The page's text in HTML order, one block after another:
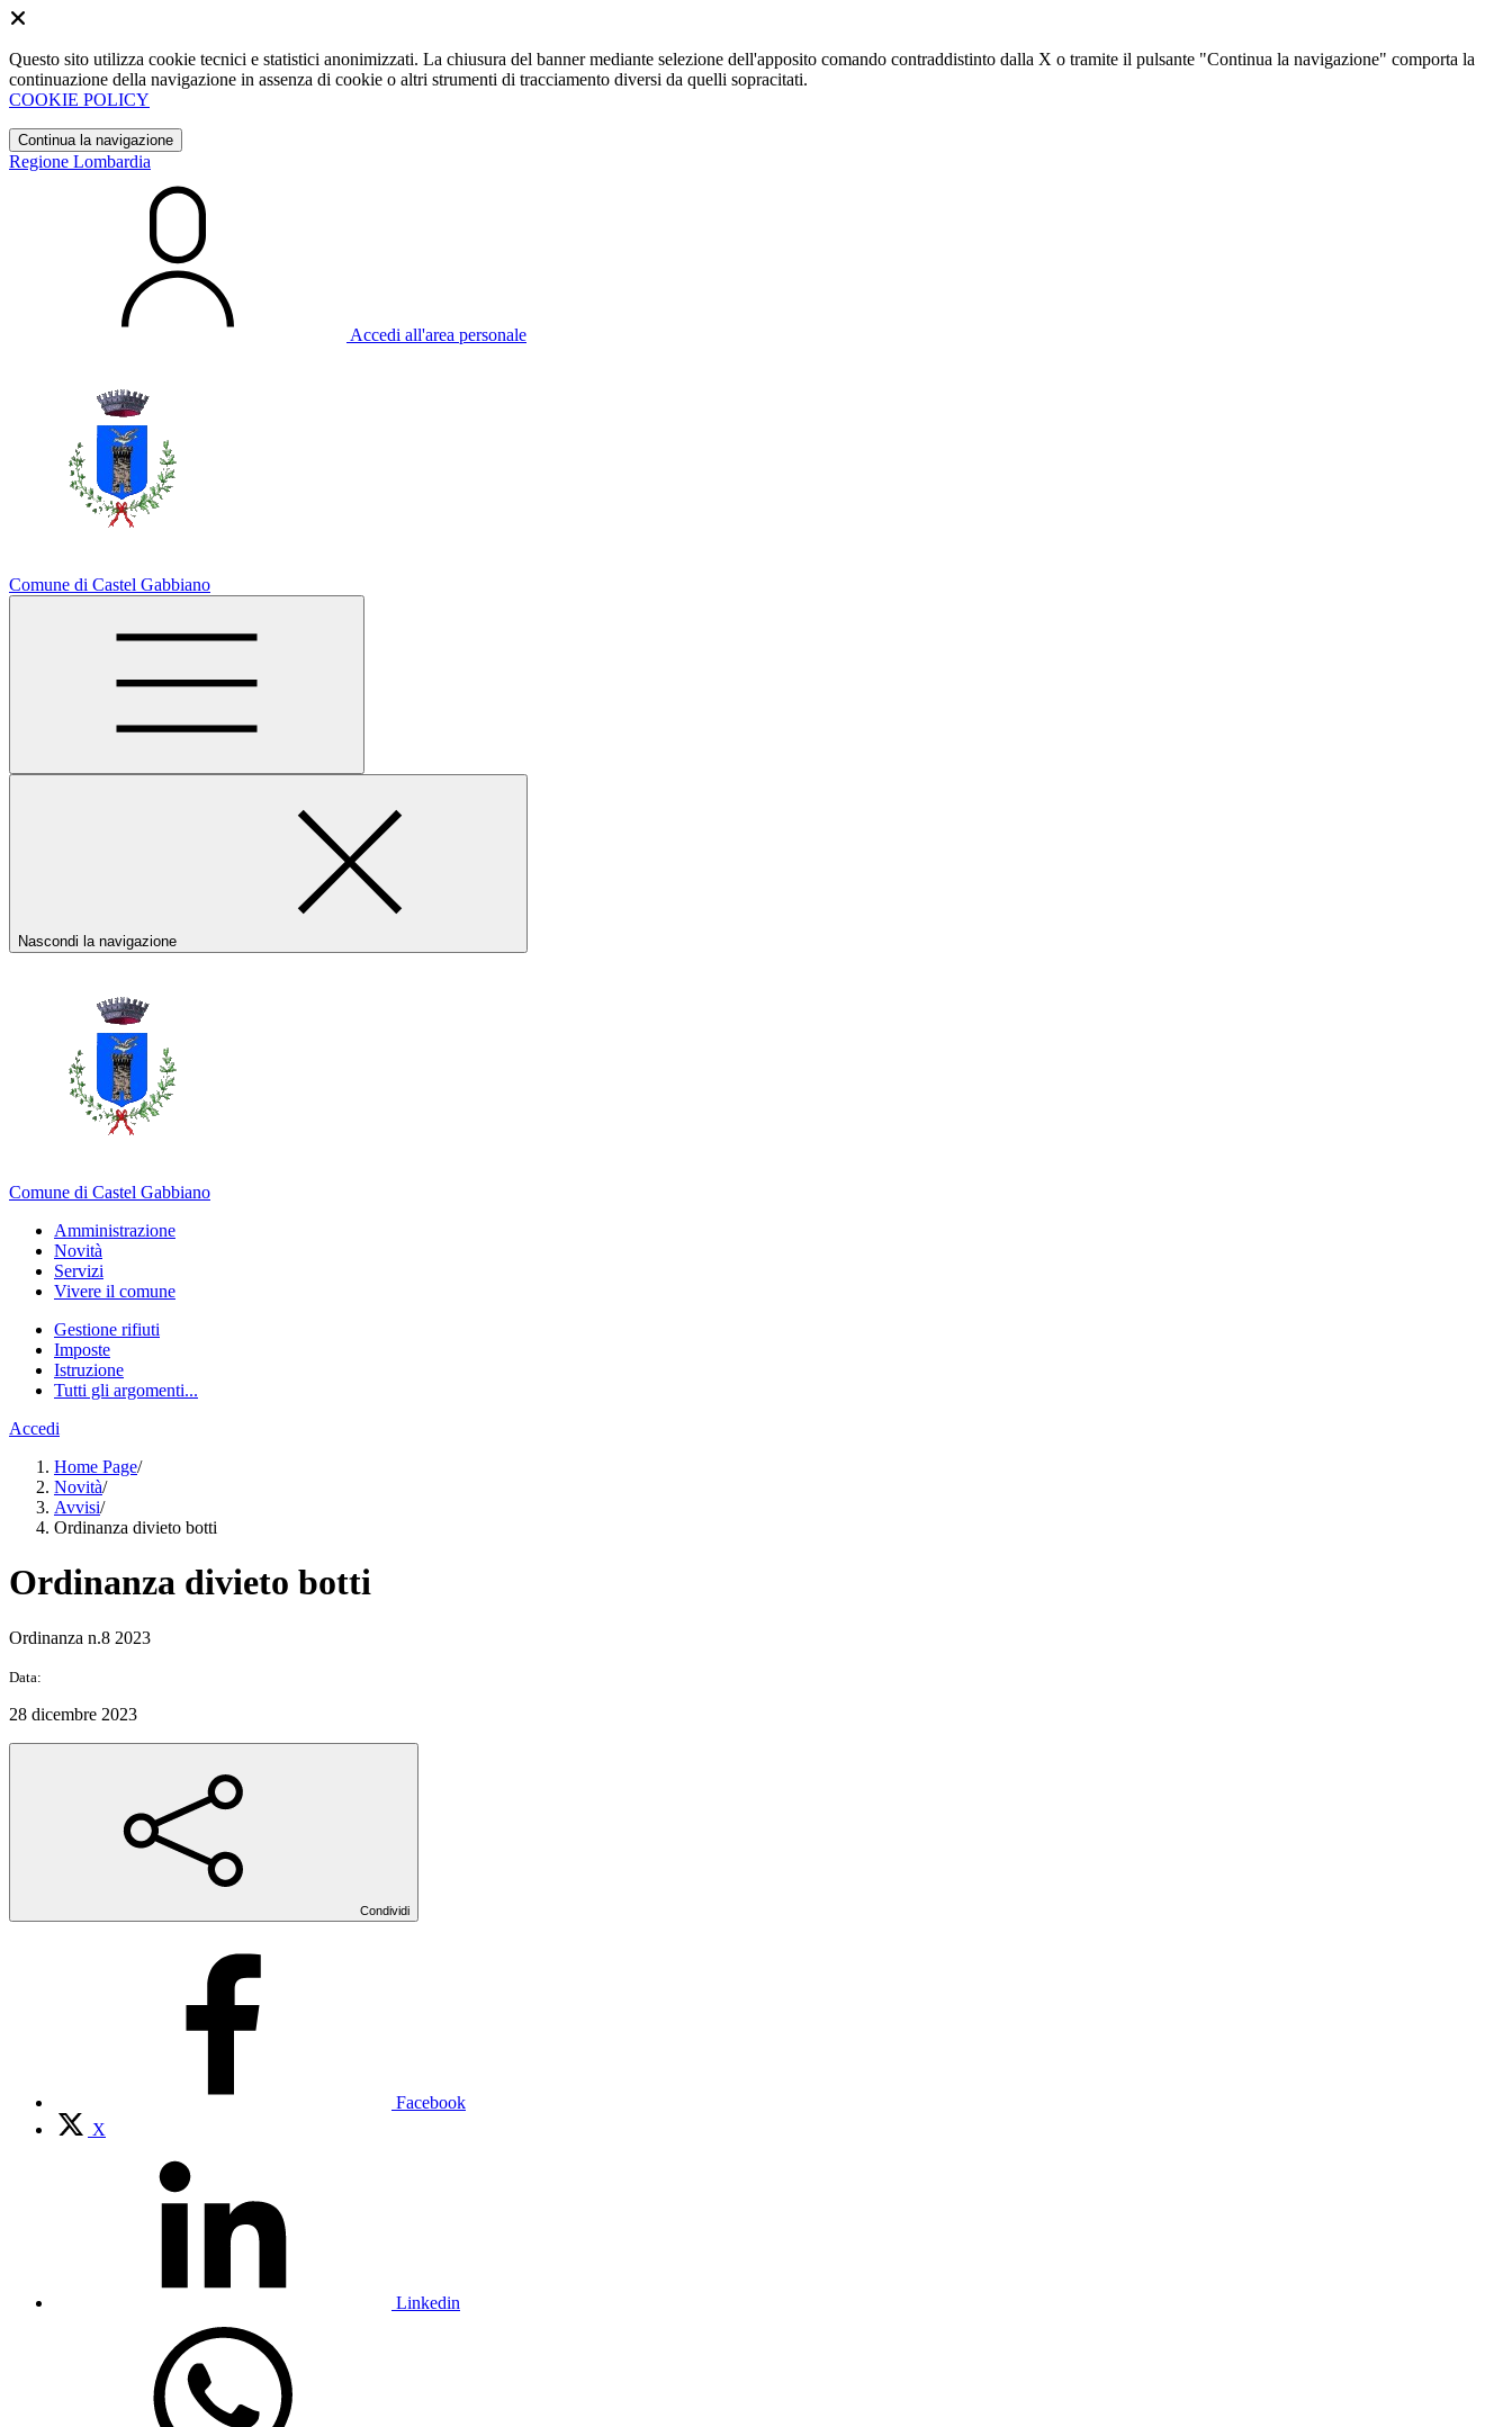
Questo sito utilizza cookie tecnici e statistici anonimizzati. La chiusura del banner mediante selezione dell'apposito comando contraddistinto dalla X o tramite il pulsante "Continua la navigazione" comporta la
continuazione della navigazione in assenza di cookie o altri strumenti di tracciamento diversi da quelli sopracitati.
COOKIE POLICY
Continua la navigazione
Regione Lombardia
Accedi all'area personale
Comune di Castel Gabbiano
Nascondi la navigazione
Comune di Castel Gabbiano
Amministrazione
Novità
Servizi
Vivere il comune
Gestione rifiuti
Imposte
Istruzione
Tutti gli argomenti...
Accedi
Home Page/
Novità/
Avvisi/
Ordinanza divieto botti
Ordinanza divieto botti
Ordinanza n.8 2023
Data:
28 dicembre 2023
Condividi
Facebook
X
Linkedin